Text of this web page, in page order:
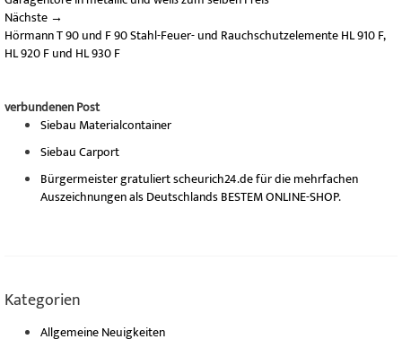
Nächste →
Hörmann T 90 und F 90 Stahl-Feuer- und Rauchschutzelemente HL 910 F,
HL 920 F und HL 930 F
verbundenen Post
Siebau Materialcontainer
Siebau Carport
Bürgermeister gratuliert scheurich24.de für die mehrfachen
Auszeichnungen als Deutschlands BESTEM ONLINE-SHOP.
Kategorien
Allgemeine Neuigkeiten